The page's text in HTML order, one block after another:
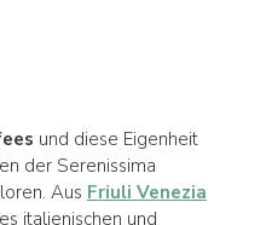
und diese Eigenheit
der Serenissima
Aus Friuli Venezia
italienischen und